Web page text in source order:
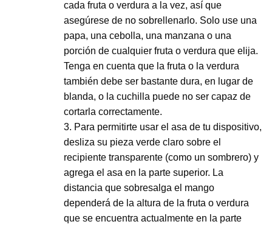
cada fruta o verdura a la vez, así que
asegúrese de no sobrellenarlo. Solo use una
papa, una cebolla, una manzana o una
porción de cualquier fruta o verdura que elija.
Tenga en cuenta que la fruta o la verdura
también debe ser bastante dura, en lugar de
blanda, o la cuchilla puede no ser capaz de
cortarla correctamente.
3. Para permitirte usar el asa de tu dispositivo,
desliza su pieza verde claro sobre el
recipiente transparente (como un sombrero) y
agrega el asa en la parte superior. La
distancia que sobresalga el mango
dependerá de la altura de la fruta o verdura
que se encuentra actualmente en la parte